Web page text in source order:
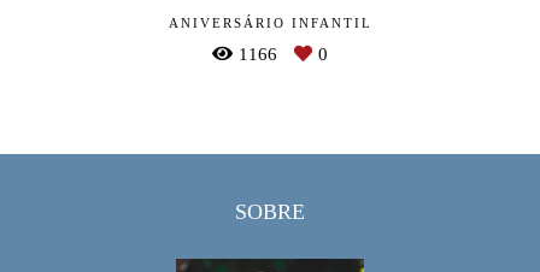
ANIVERSÁRIO INFANTIL
1166 0
SOBRE